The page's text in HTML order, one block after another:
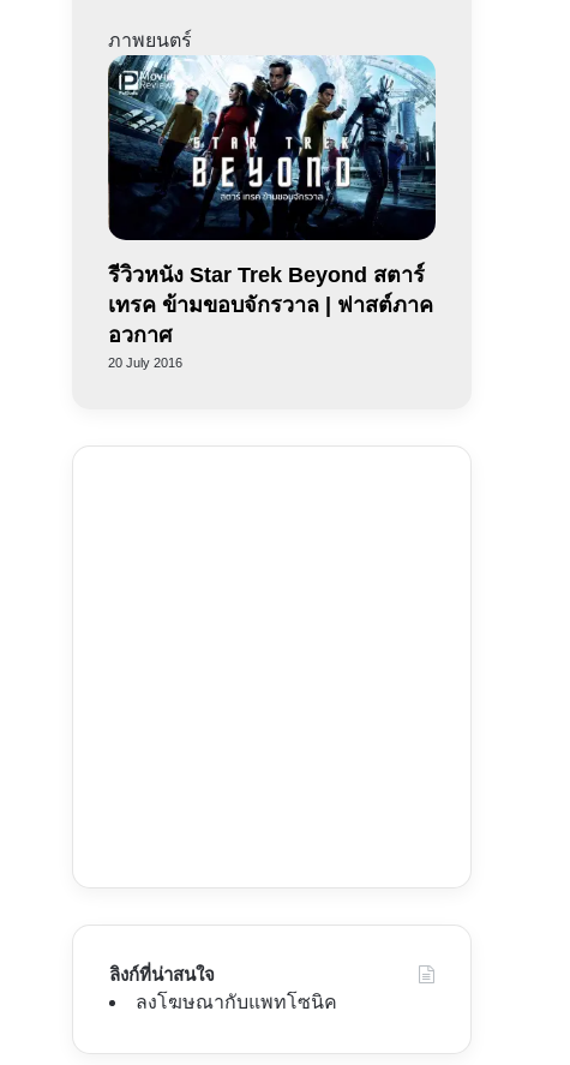
ภาพยนตร์
รีวิวหนัง Star Trek Beyond สตาร์
เทรค ข้ามขอบจักรวาล | ฟาสต์ภาค
อวกาศ
20 July 2016
ลิงก์ที่น่าสนใจ
ลงโฆษณากับแพทโซนิค